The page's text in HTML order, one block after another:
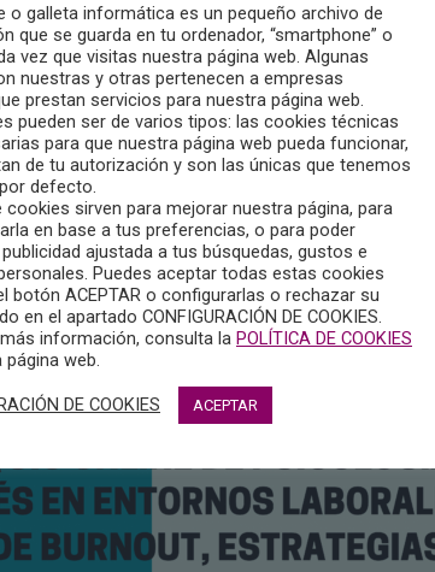
del Colegio Oficial de la Psicología de
laborales. Síndrome de Burnout, estrategias
a cabo a través de la dirección de correo
o galleta informática es un pequeño archivo de
que se guarda en tu ordenador, “smartphone” o
vez que visitas nuestra página web. Algunas
nuestras y otras pertenecen a empresas
prestan servicios para nuestra página web.
pueden ser de varios tipos: las cookies técnicas
para que nuestra página web pueda funcionar,
de tu autorización y son las únicas que tenemos
defecto.
cookies sirven para mejorar nuestra página, para
en base a tus preferencias, o para poder
ajustada a tus búsquedas, gustos e
Puedes aceptar todas estas cookies
botón ACEPTAR o configurarlas o rechazar su
en el apartado CONFIGURACIÓN DE COOKIES.
información, consulta la POLÍTICA DE COOKIES
web.
DE COOKIES ACEPTAR